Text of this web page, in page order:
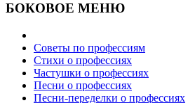
БОКОВОЕ МЕНЮ
Советы по профессиям
Стихи о профессиях
Частушки о профессиях
Песни о профессиях
Песни-переделки о профессиях